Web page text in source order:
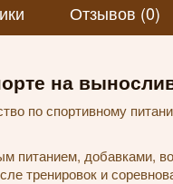
Отзывов (0)
на
по спортивному
питанием, добавками,
тренировок и